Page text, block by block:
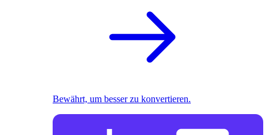
Bewährt, um besser zu konvertieren.